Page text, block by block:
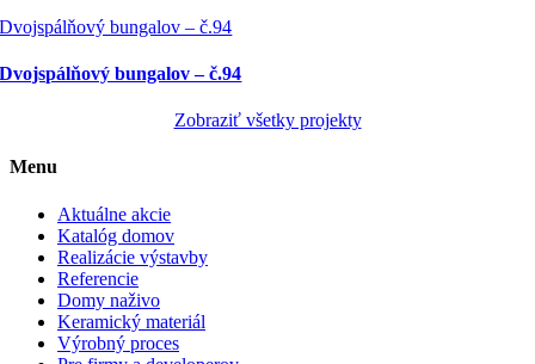
Dvojspálňový bungalov – č.94
Dvojspálňový bungalov – č.94
Zobraziť všetky projekty
Menu
Aktuálne akcie
Katalóg domov
Realizácie výstavby
Referencie
Domy naživo
Keramický materiál
Výrobný proces